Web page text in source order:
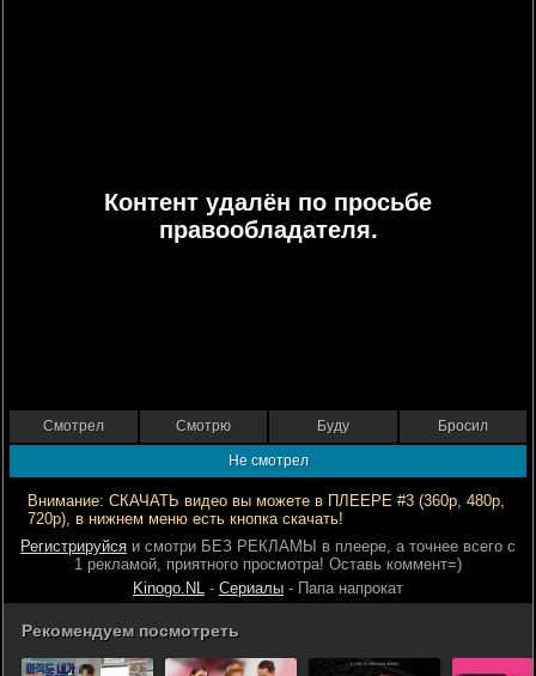
Контент удалён по просьбе
правообладателя.
Смотрел Смотрю Буду Бросил
Не смотрел
Внимание: СКАЧАТЬ видео вы можете в ПЛЕЕРЕ #3 (360р, 480р,
720р), в нижнем меню есть кнопка скачать!
Регистрируйся и смотри БЕЗ РЕКЛАМЫ в плеере, а точнее всего с
1 рекламой, приятного просмотра! Оставь коммент=)
Kinogo.NL - Сериалы - Папа напрокат
Рекомендуем посмотреть